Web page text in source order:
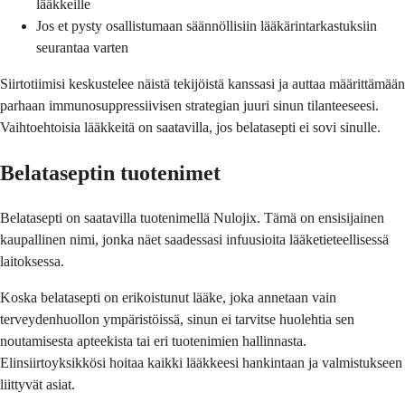
lääkkeille
Jos et pysty osallistumaan säännöllisiin lääkärintarkastuksiin
seurantaa varten
Siirtotiimisi keskustelee näistä tekijöistä kanssasi ja auttaa määrittämään
parhaan immunosuppressiivisen strategian juuri sinun tilanteeseesi.
Vaihtoehtoisia lääkkeitä on saatavilla, jos belatasepti ei sovi sinulle.
Belataseptin tuotenimet
Belatasepti on saatavilla tuotenimellä Nulojix. Tämä on ensisijainen
kaupallinen nimi, jonka näet saadessasi infuusioita lääketieteellisessä
laitoksessa.
Koska belatasepti on erikoistunut lääke, joka annetaan vain
terveydenhuollon ympäristöissä, sinun ei tarvitse huolehtia sen
noutamisesta apteekista tai eri tuotenimien hallinnasta.
Elinsiirtoyksikkösi hoitaa kaikki lääkkeesi hankintaan ja valmistukseen
liittyvät asiat.